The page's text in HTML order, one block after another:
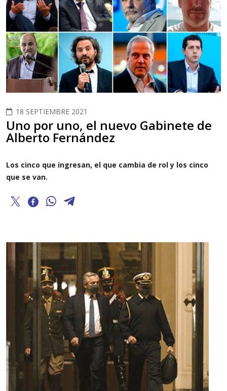
18 SEPTIEMBRE 2021
Uno por uno, el nuevo Gabinete de
Alberto Fernández
Los cinco que ingresan, el que cambia de rol y los cinco
que se van.